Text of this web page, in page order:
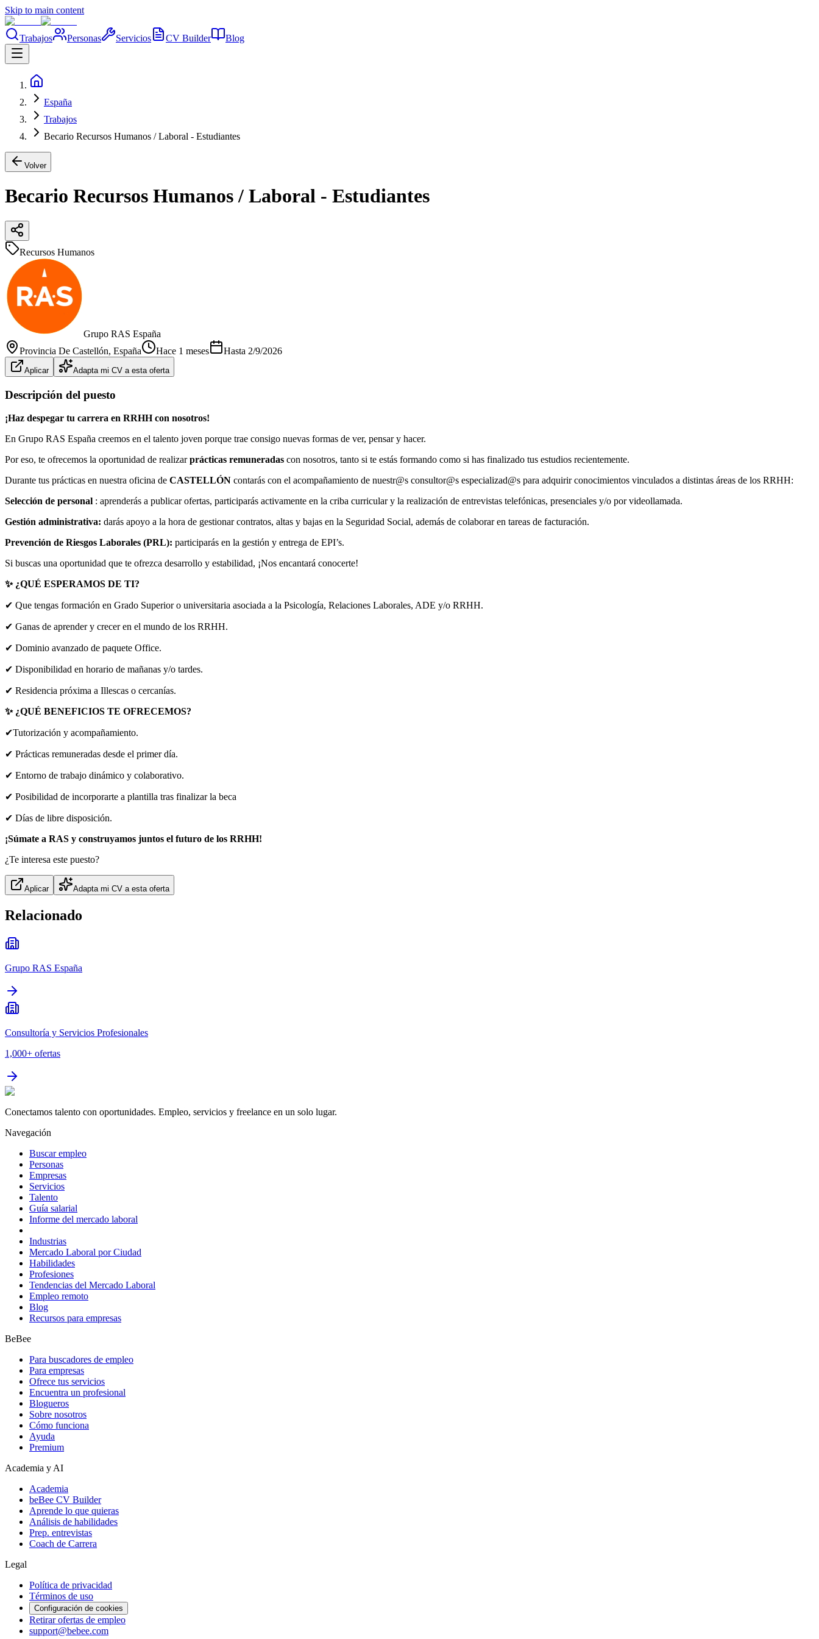
Skip to main content
Trabajos Personas Servicios CV Builder Blog
España
Trabajos
Becario Recursos Humanos / Laboral - Estudiantes
Volver
Becario Recursos Humanos / Laboral - Estudiantes
Recursos Humanos
Grupo RAS España
Provincia De Castellón, España Hace 1 meses Hasta 2/9/2026
Aplicar Adapta mi CV a esta oferta
Descripción del puesto
¡Haz despegar tu carrera en RRHH con nosotros!
En Grupo RAS España creemos en el talento joven porque trae consigo nuevas formas de ver, pensar y hacer.
Por eso, te ofrecemos la oportunidad de realizarprácticas remuneradas con nosotros, tanto si te estás formando como si has finalizado tus estudios recientemente.
Durante tus prácticas en nuestra oficina de CASTELLÓN contarás con el acompañamiento de nuestr@s consultor@s especializad@s para adquirir conocimientos vinculados a distintas áreas de los RRHH:
Selección de personal : aprenderás a publicar ofertas, participarás activamente en la criba curricular y la realización de entrevistas telefónicas, presenciales y/o por videollamada.
Gestión administrativa: darás apoyo a la hora de gestionar contratos, altas y bajas en la Seguridad Social, además de colaborar en tareas de facturación.
Prevención de Riesgos Laborales (PRL): participarás en la gestión y entrega de EPI’s.
Si buscas una oportunidad que te ofrezca desarrollo y estabilidad, ¡Nos encantará conocerte!
✨ ¿QUÉ ESPERAMOS DE TI?
✔ Que tengas formación en Grado Superior o universitaria asociada a la Psicología, Relaciones Laborales, ADE y/o RRHH.
✔ Ganas de aprender y crecer en el mundo de los RRHH.
✔ Dominio avanzado de paquete Office.
✔ Disponibilidad en horario de mañanas y/o tardes.
✔ Residencia próxima a Illescas o cercanías.
✨ ¿QUÉ BENEFICIOS TE OFRECEMOS?
✔Tutorización y acompañamiento.
✔ Prácticas remuneradas desde el primer día.
✔ Entorno de trabajo dinámico y colaborativo.
✔ Posibilidad de incorporarte a plantilla tras finalizar la beca
✔ Días de libre disposición.
¡Súmate a RAS y construyamos juntos el futuro de los RRHH!
¿Te interesa este puesto?
Aplicar Adapta mi CV a esta oferta
Relacionado
Grupo RAS España
Consultoría y Servicios Profesionales
1,000+ ofertas
Conectamos talento con oportunidades. Empleo, servicios y freelance en un solo lugar.
Navegación
Buscar empleo
Personas
Empresas
Servicios
Talento
Guía salarial
Informe del mercado laboral
Industrias
Mercado Laboral por Ciudad
Habilidades
Profesiones
Tendencias del Mercado Laboral
Empleo remoto
Blog
Recursos para empresas
BeBee
Para buscadores de empleo
Para empresas
Ofrece tus servicios
Encuentra un profesional
Blogueros
Sobre nosotros
Cómo funciona
Ayuda
Premium
Academia y AI
Academia
beBee CV Builder
Aprende lo que quieras
Análisis de habilidades
Prep. entrevistas
Coach de Carrera
Legal
Política de privacidad
Términos de uso
Configuración de cookies
Retirar ofertas de empleo
support@bebee.com